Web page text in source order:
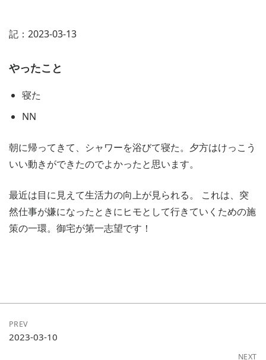
記：2023-03-13
やったこと
寝た
NN
朝に帰ってきて、シャワーを浴びて寝た。夕方はけっこう
いい動きができたのでよかったと思います。
最近は目に見えて生活力の向上が見られる。 これは、突
然仕事が嫌になったときにヒモとして行きていくための施
策の一環。御宅が第一志望です！
PREV
2023-03-10
NEXT